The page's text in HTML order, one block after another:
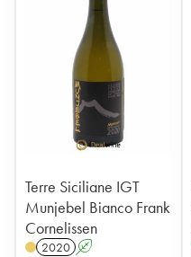
Terre Siciliane IGT
Munjebel Bianco Frank
Cornelissen
2020 A